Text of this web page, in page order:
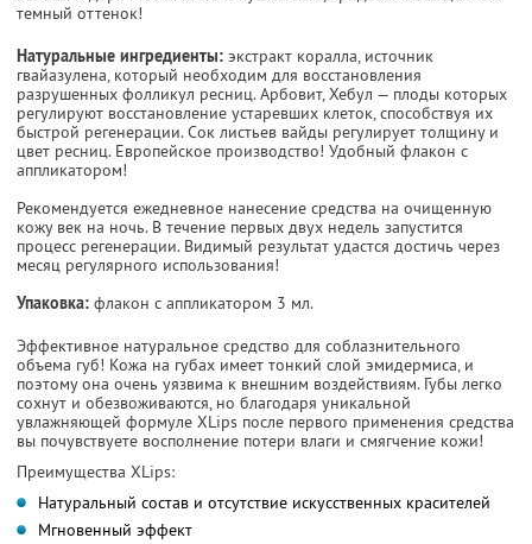
темный оттенок!
Натуральные ингредиенты: экстракт коралла, источник
гвайазулена, который необходим для восстановления
разрушенных фолликул ресниц. Арбовит, Хебул — плоды которых
регулируют восстановление устаревших клеток, способствуя их
быстрой регенерации. Сок листьев вайды регулирует толщину и
цвет ресниц. Европейское производство! Удобный флакон с
аппликатором!
Рекомендуется ежедневное нанесение средства на очищенную
кожу век на ночь. В течение первых двух недель запустится
процесс регенерации. Видимый результат удастся достичь через
месяц регулярного использования!
Упаковка: флакон с аппликатором 3 мл.
Эффективное натуральное средство для соблазнительного
объема губ! Кожа на губах имеет тонкий слой эмидермиса, и
поэтому она очень уязвима к внешним воздействиям. Губы легко
сохнут и обезвоживаются, но благодаря уникальной
увлажняющей формуле XLips после первого применения средства
вы почувствуете восполнение потери влаги и смягчение кожи!
Преимущества XLips:
Натуральный состав и отсутствие искусственных красителей
Мгновенный эффект